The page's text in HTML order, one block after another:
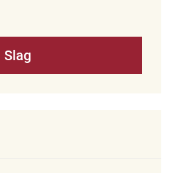
Slag